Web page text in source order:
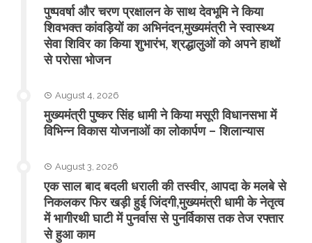
पुष्पवर्षा और चरण प्रक्षालन के साथ देवभूमि ने किया
शिवभक्त कांवड़ियों का अभिनंदन,मुख्यमंत्री ने स्वास्थ्य
सेवा शिविर का किया शुभारंभ, श्रद्धालुओं को अपने हाथों
से परोसा भोजन
August 4, 2026
मुख्यमंत्री पुष्कर सिंह धामी ने किया मसूरी विधानसभा में
विभिन्न विकास योजनाओं का लोकार्पण – शिलान्यास
August 3, 2026
एक साल बाद बदली धराली की तस्वीर, आपदा के मलबे से
निकलकर फिर खड़ी हुई जिंदगी,मुख्यमंत्री धामी के नेतृत्व
में भागीरथी घाटी में पुनर्वास से पुनर्विकास तक तेज रफ्तार
से हुआ काम